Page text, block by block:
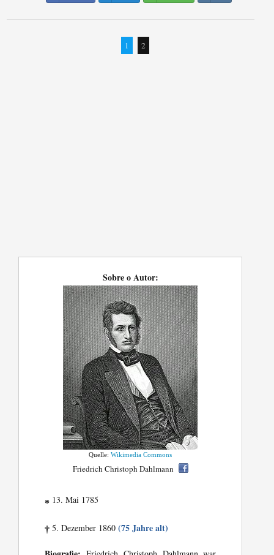
1 2
Sobre o Autor:
Quelle:Wikimedia Commons
Friedrich Christoph Dahlmann
* 13. Mai 1785
† 5. Dezember 1860(75 Jahre alt)